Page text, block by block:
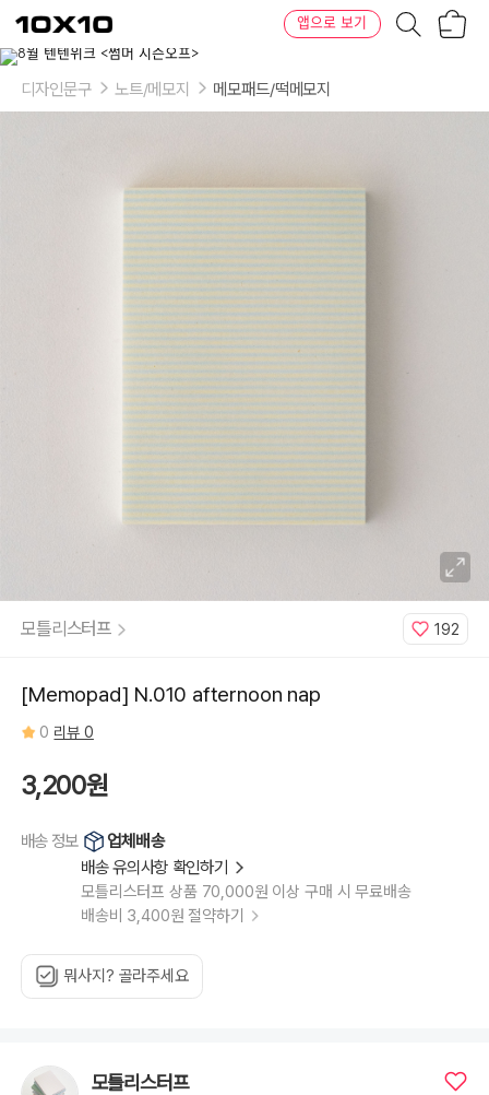
텐
바
텐
앱으로 보기
디자인문구 노트/메모지 메모패드/떡메모지
모틀리스터프 192
[Memopad] N.010 afternoon nap
0 리뷰 0
3,200원
배송 정보
업체배송
배송 유의사항 확인하기
모틀리스터프 상품 70,000원 이상 구매 시 무료배송
배송비 3,400원 절약하기
뭐사지? 골라주세요
모틀리스터프